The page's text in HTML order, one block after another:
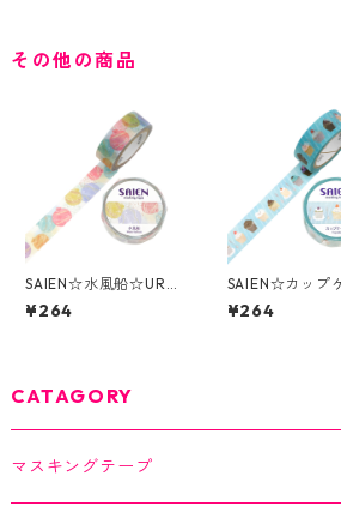
その他の商品
SAIEN☆水風船☆UR-
0266☆マスキングテ
ープ
¥264
SAIEN☆カップ
☆UR-0273☆マ
グテープ
¥264
CATAGORY
マスキングテープ